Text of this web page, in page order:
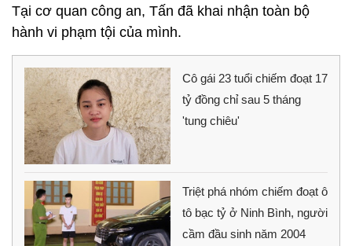
Tại cơ quan công an, Tấn đã khai nhận toàn bộ
hành vi phạm tội của mình.
Cô gái 23 tuổi chiếm đoạt 17
tỷ đồng chỉ sau 5 tháng
'tung chiêu'
Triệt phá nhóm chiếm đoạt ô
tô bạc tỷ ở Ninh Bình, người
cầm đầu sinh năm 2004